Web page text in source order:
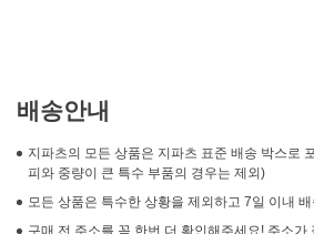
배송안내
지파츠의 모든 상품은 지파츠 표준 배송 박스로
피와 중량이 큰 특수 부품의 경우는 제외)
모든 상품은 특수한 상황을 제외하고 7일 이내
구매 전 주소를 꼭 한번 더 확인해주세요! 주소가